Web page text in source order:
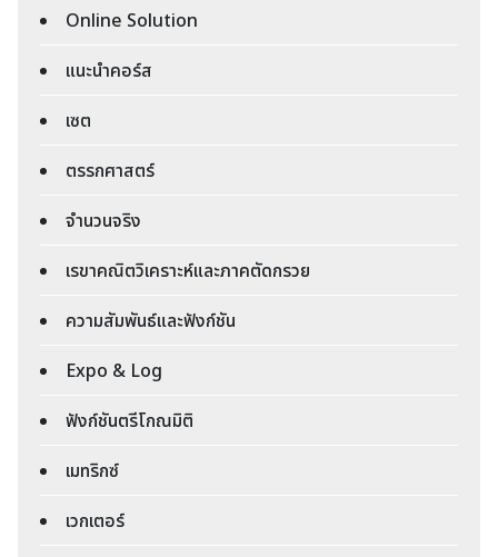
Online Solution
แนะนำคอร์ส
เซต
ตรรกศาสตร์
จำนวนจริง
เรขาคณิตวิเคราะห์และภาคตัดกรวย
ความสัมพันธ์และฟังก์ชัน
Expo & Log
ฟังก์ชันตรีโกณมิติ
เมทริกซ์
เวกเตอร์